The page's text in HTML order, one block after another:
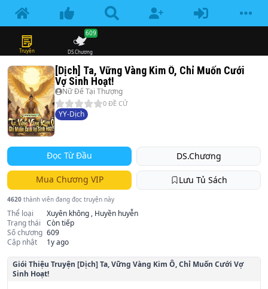
Truyện DS.Chương
609
[Dịch] Ta, Vững Vàng Kim Ô, Chỉ Muốn Cưới
Vợ Sinh Hoạt!
Nữ Đế Tại Thượng
0 ĐỀ CỬ
YY-Dịch
Đọc Từ Đầu DS.Chương
Mua Chương VIP Lưu Tủ Sách
4620 thành viên đang đọc truyện này
Thể loại
Xuyên không , Huyền huyễn
Trạng thái
Còn tiếp
Số chương 609
Cập nhật
1y ago
Giói Thiệu Truyện [Dịch] Ta, Vững Vàng Kim Ô, Chỉ Muốn Cưới Vợ
Sinh Hoạt!